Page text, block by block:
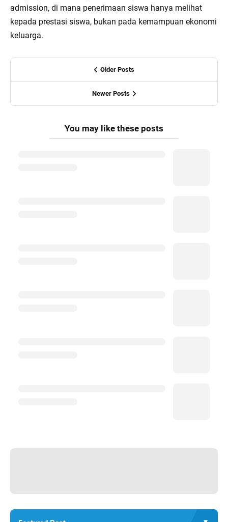
admission, di mana penerimaan siswa hanya melihat
kepada prestasi siswa, bukan pada kemampuan ekonomi
keluarga.
Older Posts
Newer Posts
You may like these posts